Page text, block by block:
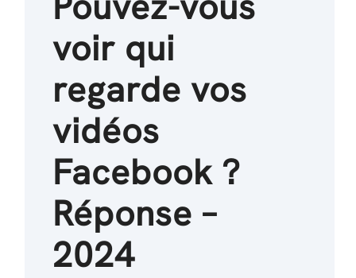
voir qui
regarde vos
vidéos
Facebook ?
Réponse –
2024